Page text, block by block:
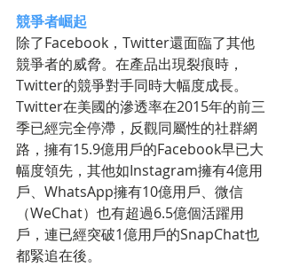
競爭者崛起
除了Facebook，Twitter還面臨了其他
競爭者的威脅。在產品出現裂痕時，
Twitter的競爭對手同時大幅度成長。
Twitter在美國的滲透率在2015年的前三
季已經完全停滯，反觀同屬性的社群網
路，擁有15.9億用戶的Facebook早已大
幅度領先，其他如Instagram擁有4億用
戶、WhatsApp擁有10億用戶、微信
（WeChat）也有超過6.5億個活躍用
戶，連已經突破1億用戶的SnapChat也
都緊追在後。